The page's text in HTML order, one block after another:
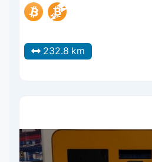
232.8 km